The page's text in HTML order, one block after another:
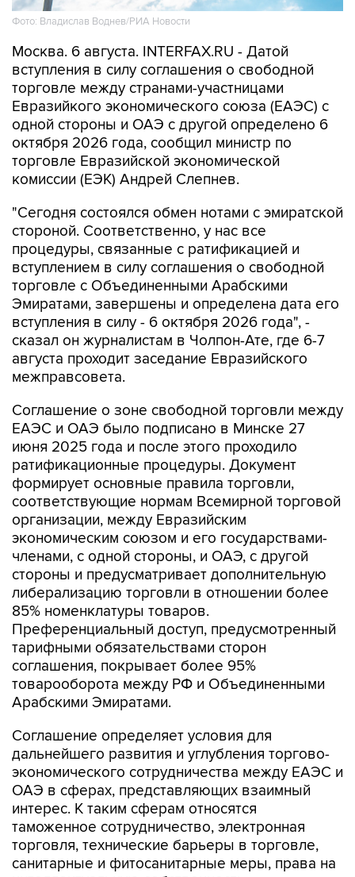
Москва. 6 августа. INTERFAX.RU - Датой
торговле между странами-участницами
Евразийкого экономического союза (ЕАЭС) с
одной стороны и ОАЭ с другой определено 6
октября 2026 года, сообщил министр по
торговле Евразийской экономической
комиссии (ЕЭК) Андрей Слепнев.
"Сегодня состоялся обмен нотами с эмиратской
процедуры, связанные с ратификацией и
вступлением в силу соглашения о свободной
торговле с Объединенными Арабскими
Эмиратами, завершены и определена дата его
вступления в силу - 6 октября 2026 года", -
сказал он журналистам в Чолпон-Ате, где 6-7
августа проходит заседание Евразийского
межправсовета.
Соглашение о зоне свободной торговли между
июня 2025 года и после этого проходило
ратификационные процедуры. Документ
формирует основные правила торговли,
соответствующие нормам Всемирной торговой
организации, между Евразийским
экономическим союзом и его государствами-
членами, с одной стороны, и ОАЭ, с другой
стороны и предусматривает дополнительную
либерализацию торговли в отношении более
85% номенклатуры товаров.
Преференциальный доступ, предусмотренный
тарифными обязательствами сторон
соглашения, покрывает более 95%
товарооборота между РФ и Объединенными
Арабскими Эмиратами.
Соглашение определяет условия для
экономического сотрудничества между ЕАЭС и
ОАЭ в сферах, представляющих взаимный
интерес. К таким сферам относятся
таможенное сотрудничество, электронная
торговля, технические барьеры в торговле,
санитарные и фитосанитарные меры, права на
интеллектуальную собственность,
государственные закупки.